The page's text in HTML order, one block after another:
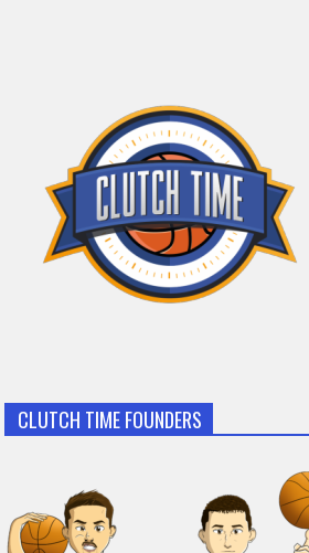
CLUTCH TIME FOUNDERS